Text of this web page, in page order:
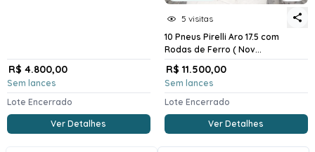
R$ 4.800,00
Sem lances
Lote Encerrado
Ver Detalhes
5 visitas
10 Pneus Pirelli Aro 17.5 com
Rodas de Ferro ( Nov...
R$ 11.500,00
Sem lances
Lote Encerrado
Ver Detalhes